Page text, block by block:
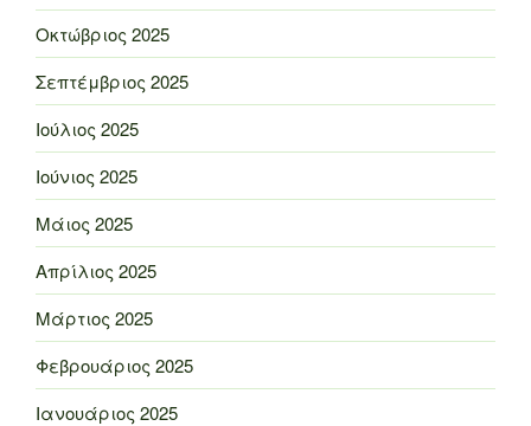
Οκτώβριος 2025
Σεπτέμβριος 2025
Ιούλιος 2025
Ιούνιος 2025
Μάιος 2025
Απρίλιος 2025
Μάρτιος 2025
Φεβρουάριος 2025
Ιανουάριος 2025